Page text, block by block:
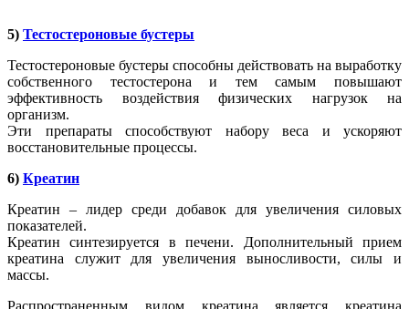
5) Тестостероновые бустеры
Тестостероновые бустеры способны действовать на выработку
собственного тестостерона и тем самым повышают
эффективность воздействия физических нагрузок на
организм.
Эти препараты способствуют набору веса и ускоряют
восстановительные процессы.
6) Креатин
Креатин – лидер среди добавок для увеличения силовых
показателей.
Креатин синтезируется в печени. Дополнительный прием
креатина служит для увеличения выносливости, силы и
массы.
Распространенным видом креатина является креатина